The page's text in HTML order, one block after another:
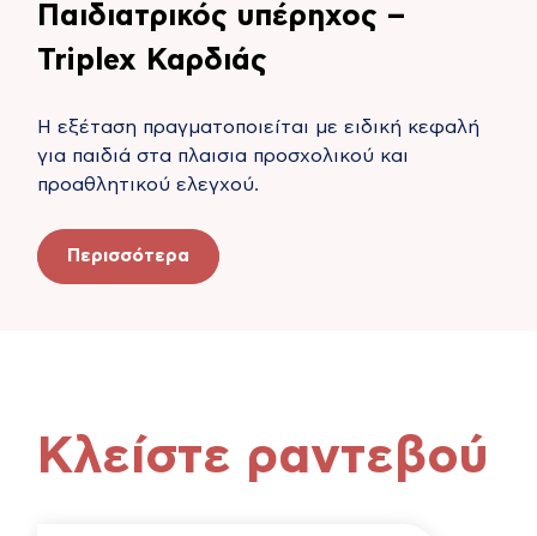
Παιδιατρικός υπέρηχος –
Triplex Καρδιάς
Η εξέταση πραγματοποιείται με ειδική κεφαλή
για παιδιά στα πλαισια προσχολικού και
προαθλητικού ελεγχού.
Περισσότερα
Κλείστε ραντεβού